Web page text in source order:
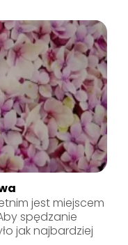
jest miejscem
spędzanie
jak najbardziej